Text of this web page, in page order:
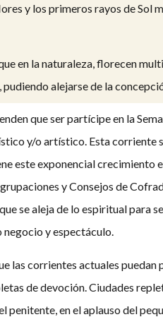
y los primeros rayos de Sol
en la naturaleza, florecen
pudiendo alejarse de la
que ser partícipe en la
y/o artístico. Esta corriente
este exponencial
y Consejos de
se aleja de lo espiritual para
negocio y espectáculo.
las corrientes actuales
de devoción. Ciudades
penitente, en el aplauso del